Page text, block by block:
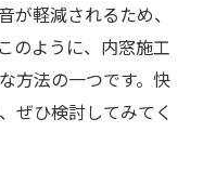
が軽減されるため、
のように、内窓施工
方法の一つです。快
ぜひ検討してみてく